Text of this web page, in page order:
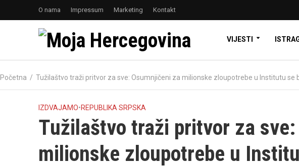
O nama Impressum Marketing Kontakt
VIJESTI
Početna / Tužilaštvo traži pritvor za sve: Osumnjičeni za milionske zloupotrebe u Institutu se
IZDVAJAMO•REPUBLIKA SRPSKA
Tužilaštvo traži pritvor za
milionske zloupotrebe u